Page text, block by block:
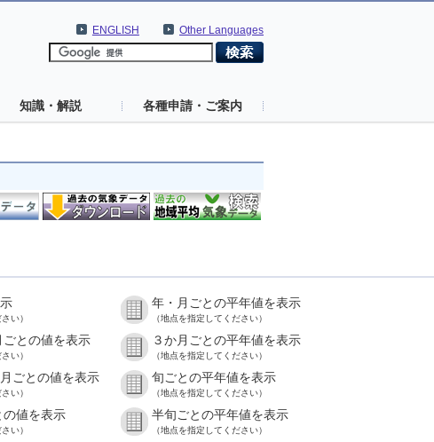
Other Languages
ENGLISH
知識・解説 各種申請・ご案内
い）
年・月ごとの平年値を表示
（地点を指定してください）
との値を表示
い）
３か月ごとの平年値を表示
（地点を指定してください）
ごとの値を表示
い）
旬ごとの平年値を表示
（地点を指定してください）
値を表示
い）
半旬ごとの平年値を表示
（地点を指定してください）